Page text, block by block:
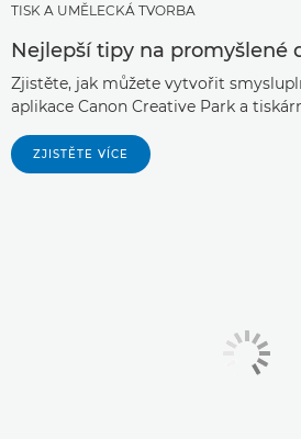
TISK A UMĚLECKÁ TVORBA
Nejlepší tipy na promyšlené
Zjistěte, jak můžete vytvořit
aplikace Canon Creative Park a
ZJISTĚTE VÍCE